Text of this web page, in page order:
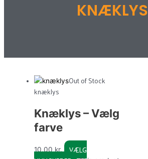
KNÆKLYS
Out of Stock
knæklys
Knæklys – Vælg
farve
10,00kr.
VÆLG